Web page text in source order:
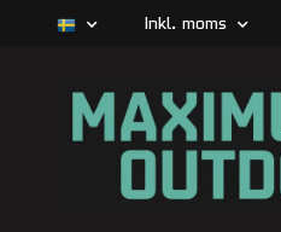
Inkl. moms